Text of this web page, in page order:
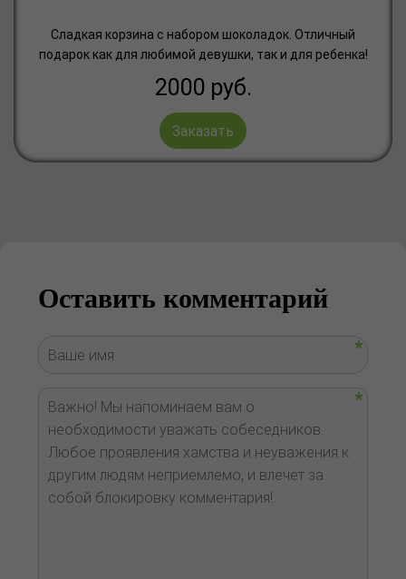
Сладкая корзина с набором шоколадок. Отличный
подарок как для любимой девушки, так и для ребенка!
2000 руб.
Заказать
Оставить комментарий